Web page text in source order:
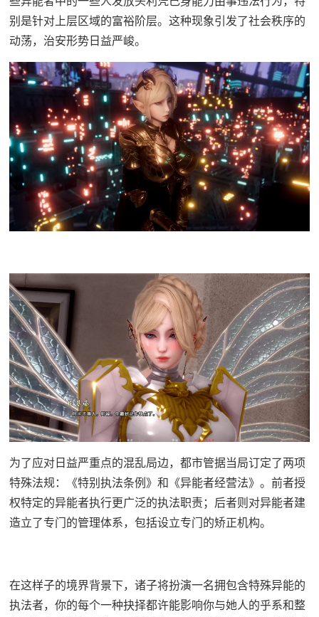
别是针对上层区域的富裕阶层。这种现象引发了社会秩序的
动荡，治安形势日益严峻。
为了应对日益严重点的混乱局边，都市管据当局订定了两项
特殊法规：《特别执法条例》和《异能者经营法》。前者授
权特定的异能者执行更广泛的执法职责；后者则对异能者建
造立了专门的管理体系，包括设立专门的矫正机构。
在这样子的境界背景下，诸子将扮演一名拥包含特殊异能的
执法者，你的每个一种抉择都许能影响你与她人的乎系和整